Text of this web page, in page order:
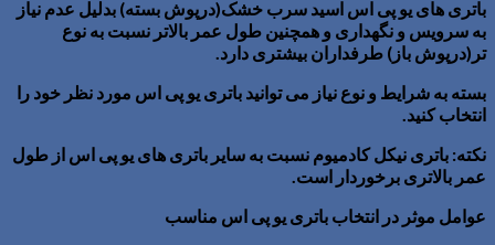
باتری های یو پی اس اسید سرب خشک(درپوش بسته) بدلیل عدم نیاز
به سرویس و نگهداری و همچنین طول عمر بالاتر نسبت به نوع
تر(درپوش باز) طرفداران بیشتری دارد.
بسته به شرایط و نوع نیاز می توانید باتری یو پی اس مورد نظر خود را
انتخاب کنید.
نکته: باتری نیکل کادمیوم نسبت به سایر باتری های یو پی اس از طول
عمر بالاتری برخوردار است.
عوامل موثر در انتخاب باتری یو پی اس مناسب